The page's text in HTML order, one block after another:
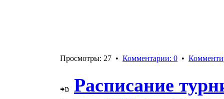
Просмотры: 27 • Комментарии: 0 •
Расписание